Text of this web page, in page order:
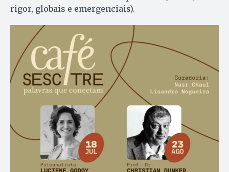
rigor, globais e emergenciais).